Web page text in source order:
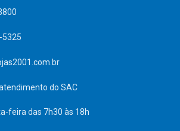
5325
do SAC
feira das 7h30 às 18h